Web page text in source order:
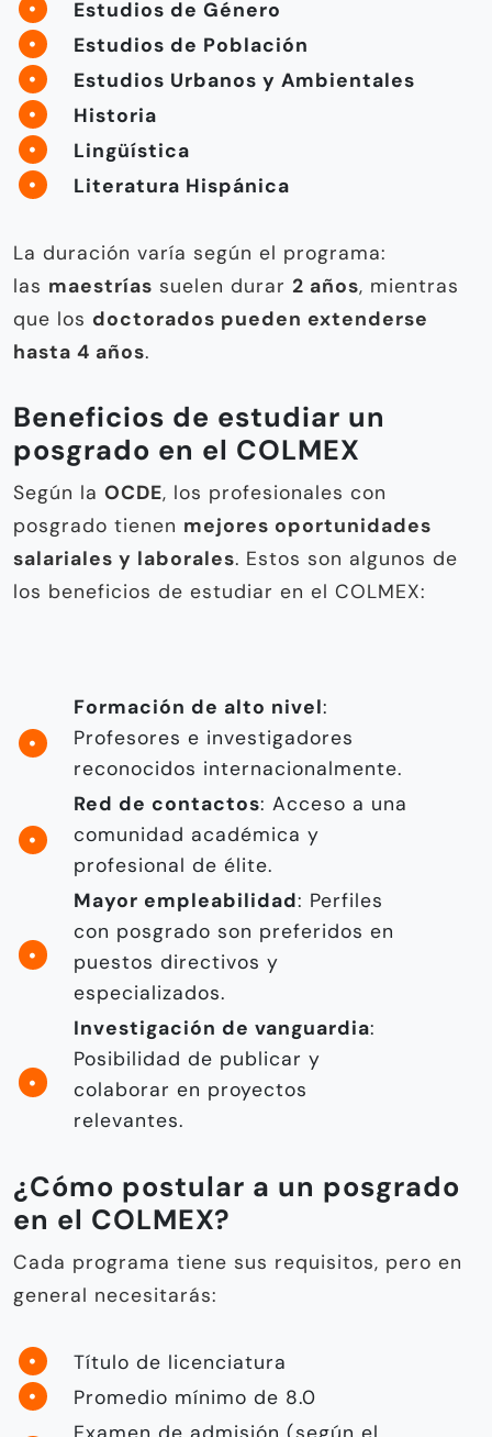
Estudios de Género
Estudios de Población
Estudios Urbanos y Ambientales
Historia
Lingüística
Literatura Hispánica
La duración varía según el programa:
las maestrías suelen durar 2 años, mientras
que los doctorados pueden extenderse
hasta 4 años.
Beneficios de estudiar un
posgrado en el COLMEX
Según la OCDE, los profesionales con
posgrado tienen mejores oportunidades
salariales y laborales. Estos son algunos de
los beneficios de estudiar en el COLMEX:
Formación de alto nivel:
Profesores e investigadores
reconocidos internacionalmente.
Red de contactos: Acceso a una
comunidad académica y
profesional de élite.
Mayor empleabilidad: Perfiles
con posgrado son preferidos en
puestos directivos y
especializados.
Investigación de vanguardia:
Posibilidad de publicar y
colaborar en proyectos
relevantes.
¿Cómo postular a un posgrado
en el COLMEX?
Cada programa tiene sus requisitos, pero en
general necesitarás:
Título de licenciatura
Promedio mínimo de 8.0